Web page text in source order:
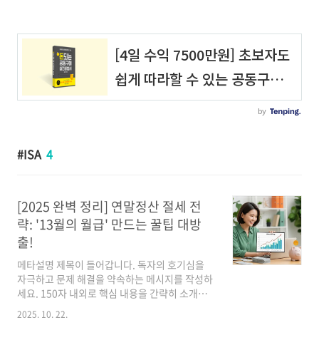
ISA 4
[2025 완벽 정리] 연말정산 절세 전
략: '13월의 월급' 만드는 꿀팁 대방
출!
메타설명 제목이 들어갑니다. 독자의 호기심을
자극하고 문제 해결을 약속하는 메시지를 작성하
세요. 150자 내외로 핵심 내용을 간략히 소개하
세요! 첫 번째 도입 문단입니다. 독자의 공감을 얻
을 수 있는 상황을 묘사하세요. 독자가 경험했을
2025. 10. 22.